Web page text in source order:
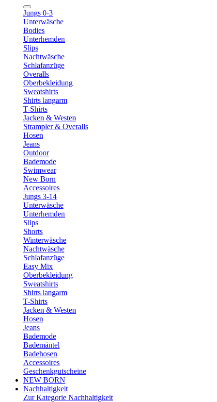
Jungs 0-3
Unterwäsche
Bodies
Unterhemden
Slips
Nachtwäsche
Schlafanzüge
Overalls
Oberbekleidung
Sweatshirts
Shirts langarm
T-Shirts
Jacken & Westen
Strampler & Overalls
Hosen
Jeans
Outdoor
Bademode
Swimwear
New Born
Accessoires
Jungs 3-14
Unterwäsche
Unterhemden
Slips
Shorts
Winterwäsche
Nachtwäsche
Schlafanzüge
Easy Mix
Oberbekleidung
Sweatshirts
Shirts langarm
T-Shirts
Jacken & Westen
Hosen
Jeans
Bademode
Bademäntel
Badehosen
Accessoires
Geschenkgutscheine
NEW BORN
Nachhaltigkeit
Zur Kategorie Nachhaltigkeit